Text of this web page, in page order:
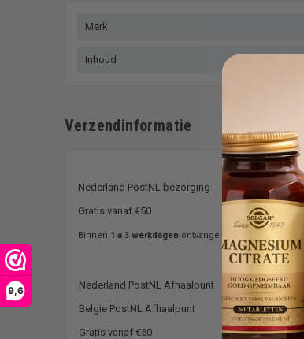
9,6
Merk
Inhoud
Verzendinformatie
Nederland PostNL bezorging
€3,95
Gratis vanaf €50
Binnen 1 a 3 werkdagen ontvangen.
Nederland PostNL Afhaalpunt€3,95
Belgie PostNL Afhaalpunt
€4,95
Gratis vanaf €50